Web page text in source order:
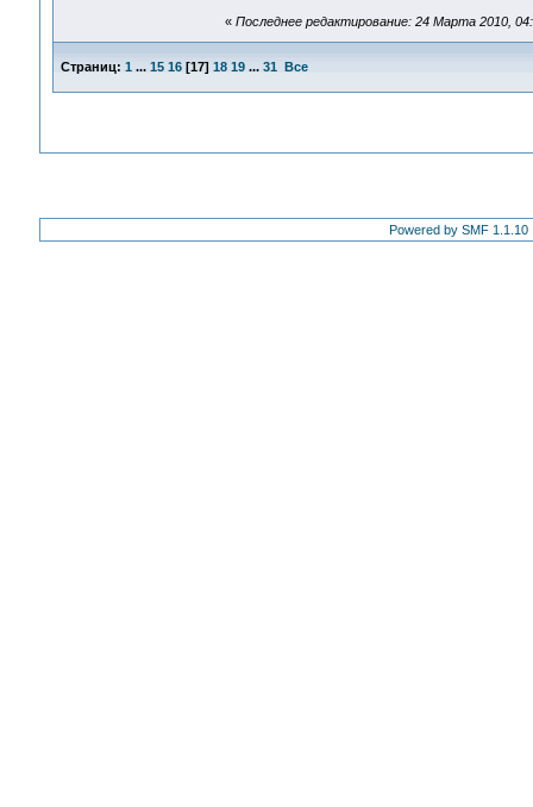
« Последнее редактирование: 24 Марта 2010,
Страниц: 1 ... 15 16[17] 18 19 ... 31 Все
Powered by SMF 1.1.10